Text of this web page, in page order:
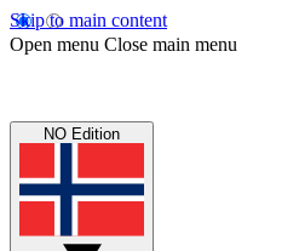
Skip to main content
Open menu Close main menu
NO Edition